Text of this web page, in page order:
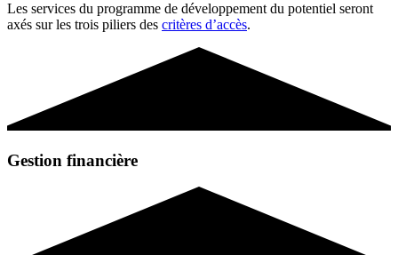
Les services du programme de développement du potentiel seront
axés sur les trois piliers des critères d’accès.
Gestion financière